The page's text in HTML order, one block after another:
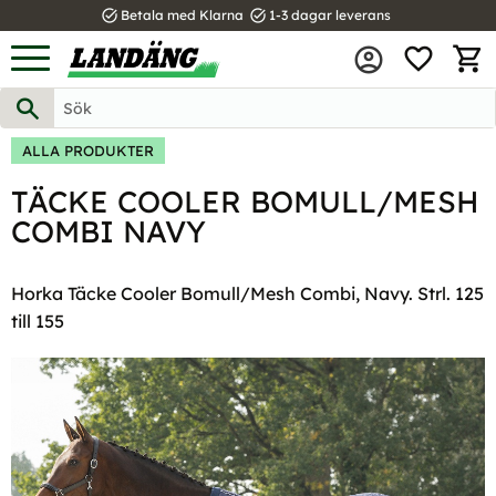
Meny
task_alt Betala med Klarna task_alt 1-3 dagar leverans
ALLA PRODUKTER
TÄCKE COOLER BOMULL/MESH
COMBI NAVY
Horka Täcke Cooler Bomull/Mesh Combi, Navy. Strl. 125
till 155